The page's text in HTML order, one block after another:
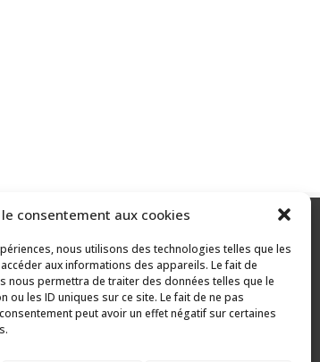
consentement aux cookies
nous utilisons des technologies telles que les
aux informations des appareils. Le fait de
nous permettra de traiter des données telles que le
ou les ID uniques sur ce site. Le fait de ne pas
peut avoir un effet négatif sur certaines